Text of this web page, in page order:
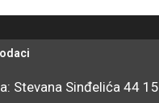
Stevana Sinđelića 44